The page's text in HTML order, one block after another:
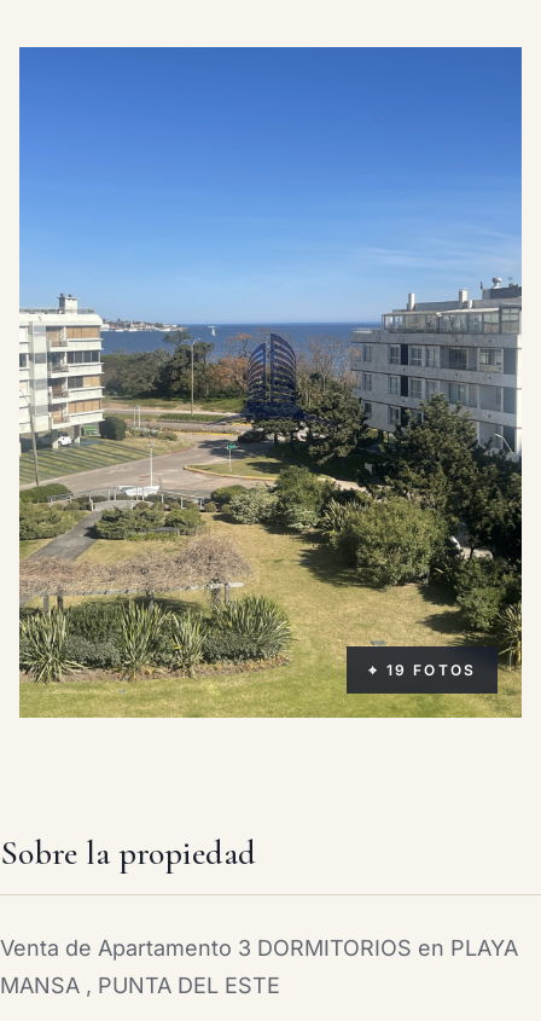
⌖ 19 FOTOS
Sobre la propiedad
Venta de Apartamento 3 DORMITORIOS en PLAYA
MANSA , PUNTA DEL ESTE